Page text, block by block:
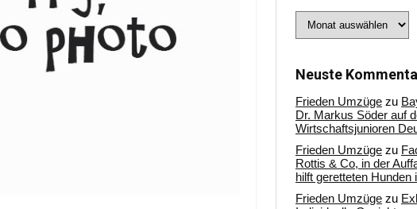
Sie
Archiv
Neuste
Frieden Umzüge zu
Dr. Markus Söder auf
Wirtschaftsjunioren
Frieden Umzüge zu
Rottis & Co, in der
hilft geretteten Hunden
Frieden Umzüge zu